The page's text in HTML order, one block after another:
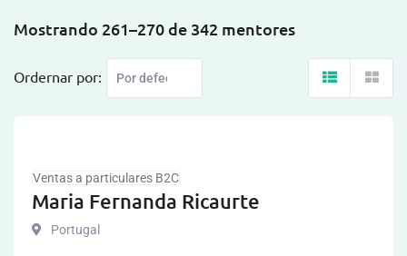
Mostrando 261–270 de 342 mentores
Ordernar por:
Ventas a particulares B2C
Maria Fernanda Ricaurte
Portugal